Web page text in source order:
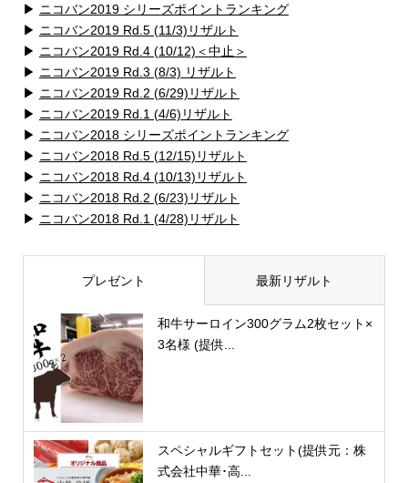
▶ ニコバン2019 シリーズポイントランキング
▶ ニコバン2019 Rd.5 (11/3)リザルト
▶ ニコバン2019 Rd.4 (10/12)＜中止＞
▶ ニコバン2019 Rd.3 (8/3) リザルト
▶ ニコバン2019 Rd.2 (6/29)リザルト
▶ ニコバン2019 Rd.1 (4/6)リザルト
▶ ニコバン2018 シリーズポイントランキング
▶ ニコバン2018 Rd.5 (12/15)リザルト
▶ ニコバン2018 Rd.4 (10/13)リザルト
▶ ニコバン2018 Rd.2 (6/23)リザルト
▶ ニコバン2018 Rd.1 (4/28)リザルト
プレゼント 最新リザルト
和牛サーロイン300グラム2枚セット×
3名様 (提供...
スペシャルギフトセット(提供元：株
式会社中華･高...